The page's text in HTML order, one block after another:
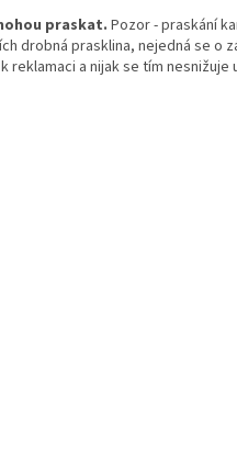
praskat. Pozor - praskání
drobná prasklina, nejedná se o
reklamaci a nijak se tím